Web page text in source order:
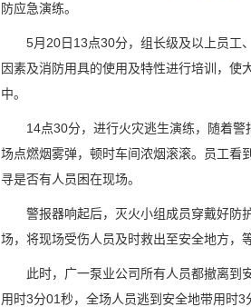
防应急演练。
5月20日13点30分，组长级及以上员工、
因素及消防用具的使用及特性进行培训，
中。
14点30分，进行火灾逃生演练，随着警
场点燃烟雾弹，顿时车间浓烟滚滚。员工看
寻是否有人员困在现场。
警报器响起后，灭火小组成员穿戴好防护
场，将现场受伤人员及时救出至安全地方，
此时，广一泵业公司所有人员都撤离到安
用时3分01秒，全场人员逃到安全地带用时3